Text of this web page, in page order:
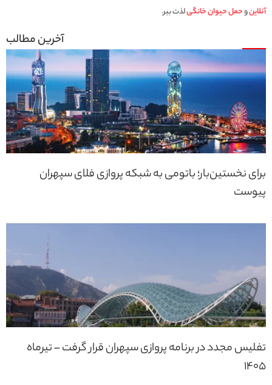
آنلاینوحمل حیوان خانگیلذت ببر.
برای نخستین‌بار؛ باتومی به شبکه پروازی فلای سپهران
پیوست
تفلیس مجدد در برنامه پروازی سپهران قرار گرفت – تیرماه
1405